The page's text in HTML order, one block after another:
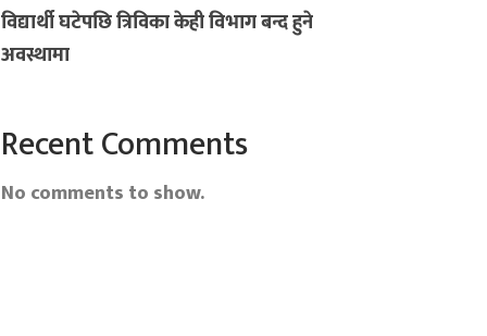
विद्यार्थी घटेपछि त्रिविका केही विभाग बन्द हुने
अवस्थामा
Recent Comments
No comments to show.